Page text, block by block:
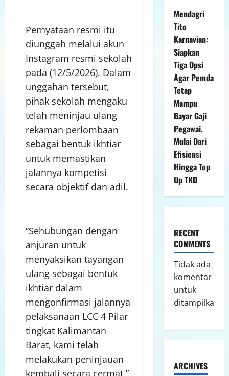
Pernyataan resmi itu
diunggah melalui akun
Instagram resmi sekolah
pada (12/5/2026). Dalam
unggahan tersebut,
pihak sekolah mengaku
telah meninjau ulang
rekaman perlombaan
sebagai bentuk ikhtiar
untuk memastikan
jalannya kompetisi
secara objektif dan adil.
“Sehubungan dengan
anjuran untuk
menyaksikan tayangan
ulang sebagai bentuk
ikhtiar dalam
mengonfirmasi jalannya
pelaksanaan LCC 4 Pilar
tingkat Kalimantan
Barat, kami telah
melakukan peninjauan
kembali secara cermat,”
Mendagri
Tito
Karnavian:
Siapkan
Tiga Opsi
Agar Pemda
Tetap
Mampu
Bayar Gaji
Pegawai,
Mulai Dari
Efisiensi
Hingga Top
Up TKD
RECENT
COMMENTS
Tidak ada
komentar
untuk
ditampilkan.
ARCHIVES